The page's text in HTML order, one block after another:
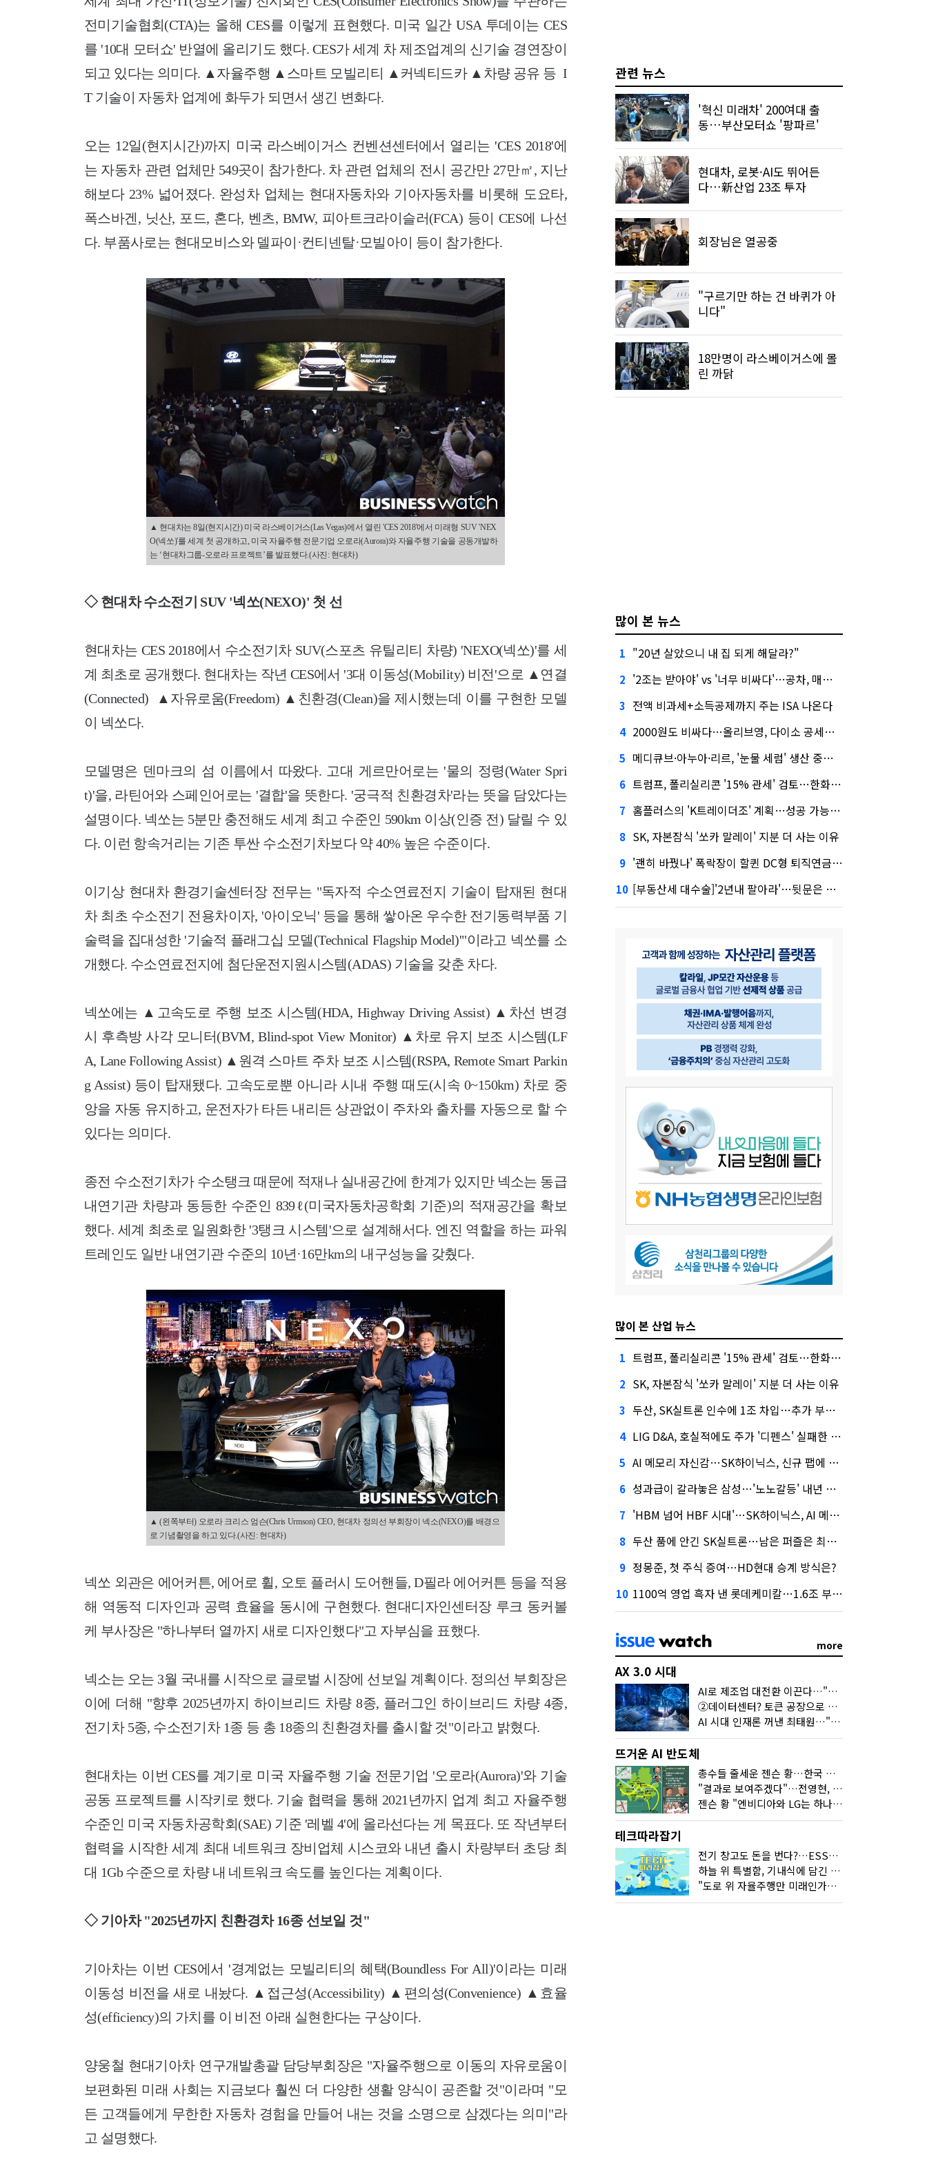
전미기술협회(CTA)는 올해 CES를 이렇게 표현했다. 미국 일간 USA 투데이는 CES
를 '10대 모터쇼' 반열에 올리기도 했다. CES가 세계 차 제조업계의 신기술 경연장이
되고 있다는 의미다. ▲자율주행 ▲스마트 모빌리티 ▲커넥티드카 ▲차량 공유 등 I
T 기술이 자동차 업계에 화두가 되면서 생긴 변화다.
오는 12일(현지시간)까지 미국 라스베이거스 컨벤션센터에서 열리는 'CES 2018'에
는 자동차 관련 업체만 549곳이 참가한다. 차 관련 업체의 전시 공간만 27만㎡, 지난
해보다 23% 넓어졌다. 완성차 업체는 현대자동차와 기아자동차를 비롯해 도요타,
폭스바겐, 닛산, 포드, 혼다, 벤츠, BMW, 피아트크라이슬러(FCA) 등이 CES에 나선
다. 부품사로는 현대모비스와 델파이·컨티넨탈·모빌아이 등이 참가한다.
▲ 현대차는 8일(현지시간) 미국 라스베이거스(Las Vegas)에서 열린 'CES 2018'에서 미래형 SUV 'NEX
O(넥쏘)'를 세계 첫 공개하고, 미국 자율주행 전문기업 오로라(Aurora)와 자율주행 기술을 공동개발하
는 ‘현대차그룹-오로라 프로젝트’를 발표했다.(사진: 현대차)
◇ 현대차 수소전기 SUV '넥쏘(NEXO)' 첫 선
현대차는 CES 2018에서 수소전기차 SUV(스포츠 유틸리티 차량) 'NEXO(넥쏘)'를 세
계 최초로 공개했다. 현대차는 작년 CES에서 '3대 이동성(Mobility) 비전'으로 ▲연결
(Connected) ▲자유로움(Freedom) ▲친환경(Clean)을 제시했는데 이를 구현한 모델
이 넥쏘다.
모델명은 덴마크의 섬 이름에서 따왔다. 고대 게르만어로는 '물의 정령(Water Spri
t)'을, 라틴어와 스페인어로는 '결합'을 뜻한다. '궁극적 친환경차'라는 뜻을 담았다는
설명이다. 넥쏘는 5분만 충전해도 세계 최고 수준인 590km 이상(인증 전) 달릴 수 있
다. 이런 항속거리는 기존 투싼 수소전기차보다 약 40% 높은 수준이다.
이기상 현대차 환경기술센터장 전무는 "독자적 수소연료전지 기술이 탑재된 현대
차 최초 수소전기 전용차이자, '아이오닉' 등을 통해 쌓아온 우수한 전기동력부품 기
술력을 집대성한 '기술적 플래그십 모델(Technical Flagship Model)'"이라고 넥쏘를 소
개했다. 수소연료전지에 첨단운전지원시스템(ADAS) 기술을 갖춘 차다.
넥쏘에는 ▲고속도로 주행 보조 시스템(HDA, Highway Driving Assist) ▲차선 변경
시 후측방 사각 모니터(BVM, Blind-spot View Monitor) ▲차로 유지 보조 시스템(LF
A, Lane Following Assist) ▲원격 스마트 주차 보조 시스템(RSPA, Remote Smart Parkin
g Assist) 등이 탑재됐다. 고속도로뿐 아니라 시내 주행 때도(시속 0~150km) 차로 중
앙을 자동 유지하고, 운전자가 타든 내리든 상관없이 주차와 출차를 자동으로 할 수
있다는 의미다.
종전 수소전기차가 수소탱크 때문에 적재나 실내공간에 한계가 있지만 넥소는 동급
내연기관 차량과 동등한 수준인 839ℓ(미국자동차공학회 기준)의 적재공간을 확보
했다. 세계 최초로 일원화한 '3탱크 시스템'으로 설계해서다. 엔진 역할을 하는 파워
트레인도 일반 내연기관 수준의 10년·16만km의 내구성능을 갖췄다.
▲ (왼쪽부터) 오로라 크리스 엄슨(Chris Urmson) CEO, 현대차 정의선 부회장이 넥소(NEXO)를 배경으
로 기념촬영을 하고 있다.(사진: 현대차)
넥쏘 외관은 에어커튼, 에어로 휠, 오토 플러시 도어핸들, D필라 에어커튼 등을 적용
해 역동적 디자인과 공력 효율을 동시에 구현했다. 현대디자인센터장 루크 동커볼
케 부사장은 "하나부터 열까지 새로 디자인했다"고 자부심을 표했다.
넥소는 오는 3월 국내를 시작으로 글로벌 시장에 선보일 계획이다. 정의선 부회장은
이에 더해 "향후 2025년까지 하이브리드 차량 8종, 플러그인 하이브리드 차량 4종,
전기차 5종, 수소전기차 1종 등 총 18종의 친환경차를 출시할 것"이라고 밝혔다.
현대차는 이번 CES를 계기로 미국 자율주행 기술 전문기업 '오로라(Aurora)'와 기술
공동 프로젝트를 시작키로 했다. 기술 협력을 통해 2021년까지 업계 최고 자율주행
수준인 미국 자동차공학회(SAE) 기준 '레벨 4'에 올라선다는 게 목표다. 또 작년부터
협력을 시작한 세계 최대 네트워크 장비업체 시스코와 내년 출시 차량부터 초당 최
대 1Gb 수준으로 차량 내 네트워크 속도를 높인다는 계획이다.
◇ 기아차 "2025년까지 친환경차 16종 선보일 것"
기아차는 이번 CES에서 '경계없는 모빌리티의 혜택(Boundless For All)'이라는 미래
이동성 비전을 새로 내놨다. ▲접근성(Accessibility) ▲편의성(Convenience) ▲효율
성(efficiency)의 가치를 이 비전 아래 실현한다는 구상이다.
양웅철 현대기아차 연구개발총괄 담당부회장은 "자율주행으로 이동의 자유로움이
보편화된 미래 사회는 지금보다 훨씬 더 다양한 생활 양식이 공존할 것"이라며 "모
든 고객들에게 무한한 자동차 경험을 만들어 내는 것을 소명으로 삼겠다는 의미"라
고 설명했다.
관련 뉴스
'혁신 미래차' 200여대 출
동…부산모터쇼 '팡파르'
현대차, 로봇·AI도 뛰어든
다…新산업 23조 투자
회장님은 열공중
"구르기만 하는 건 바퀴가 아
니다"
18만명이 라스베이거스에 몰
린 까닭
많이 본 뉴스
1 "20년 살았으니 내 집 되게 해달라?"
2 '2조는 받아야' vs '너무 비싸다'…공차, 매각 성공할까
3 전액 비과세+소득공제까지 주는 ISA 나온다
4 2000원도 비싸다…올리브영, 다이소 공세에 '가성비'로 맞불
5 메디큐브·아누아·리르, '눈물 세럼' 생산 중단한다
6 트럼프, 폴리실리콘 '15% 관세' 검토…한화큐셀·OCI 영향은?
7 홈플러스의 'K트레이더조' 계획…성공 가능성은 '글쎄'
8 SK, 자본잠식 '쏘카 말레이' 지분 더 사는 이유
9 '괜히 바꿨나' 폭락장이 할퀸 DC형 퇴직연금…전문가 조언은
10 [부동산세 대수술]'2년내 팔아라'…뒷문은 열었다
많이 본 산업 뉴스
1 트럼프, 폴리실리콘 '15% 관세' 검토…한화큐셀·OCI 영향은?
2 SK, 자본잠식 '쏘카 말레이' 지분 더 사는 이유
3 두산, SK실트론 인수에 1조 차입…추가 부담은?
4 LIG D&A, 호실적에도 주가 '디펜스' 실패한 이유
5 AI 메모리 자신감…SK하이닉스, 신규 팹에 54조 투자
6 성과급이 갈라놓은 삼성…'노노갈등' 내년 교섭 판 흔들까
7 'HBM 넘어 HBF 시대'…SK하이닉스, AI 메모리 표준 선점 나섰다
8 두산 품에 안긴 SK실트론…남은 퍼즐은 최태원 지분 29.4%
9 정몽준, 첫 주식 증여…HD현대 승계 방식은?
10 1100억 영업 흑자 낸 롯데케미칼…1.6조 부채 감량도 '속도'
more
AX 3.0 시대
AI로 제조업 대전환 이끈다…"2030년까지 민관합동 20조 투자"
②데이터센터? 토큰 공장으로 변신
AI 시대 인재론 꺼낸 최태원…"협업이 경쟁력"
뜨거운 AI 반도체
총수들 줄세운 젠슨 황…한국 산업계 새판 짰다
"결과로 보여주겠다"…전영현, 젠슨 황과 HBM5 논의
젠슨 황 "엔비디아와 LG는 하나의 거대한 팀"
테크따라잡기
전기 창고도 돈을 번다?…ESS의 '두뇌' EMO가 뭐길래
하늘 위 특별함, 기내식에 담긴 기술의 세계
"도로 위 자율주행만 미래인가요"…진흙탕서 길 내는 HD현대 AI 기술